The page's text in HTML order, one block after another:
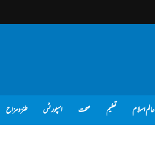
عالم اسلام تعلیم صحت اسپورٹس طنز و مزاح